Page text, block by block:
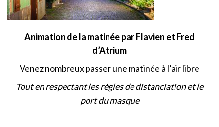
Animation de la matinée par Flavien et Fred
d’Atrium
Venez nombreux passer une matinée à l’air libre
Tout en respectant les règles de distanciation et le
port du masque